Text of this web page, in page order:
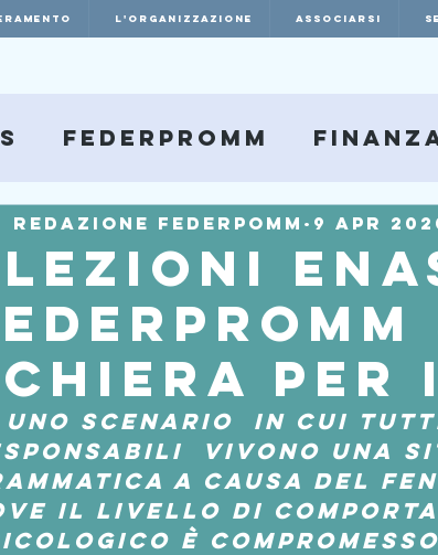
L'ORGANIZZAZIONE ASSOCIARSI
Federpromm
Redazione Federpomm 9 apr
uno scenario  in cui
vivono una
a causa del
il livello di
è